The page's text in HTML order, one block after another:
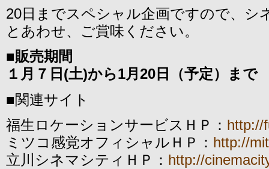
20日までスペシャル企画ですので、シ
とあわせ、ご賞味ください。
■販売期間
１月７日 (土)から1月 20 日（予定）まで
■関連サイト
福生ロケーションサービスＨＰ： http://
ミツコ感覚オフィシャルＨＰ： http://
立川シネマシティＨＰ： http://